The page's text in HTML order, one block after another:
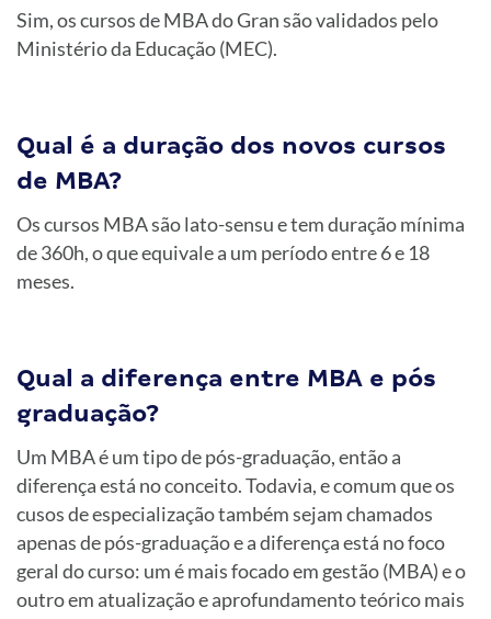
Sim, os cursos de MBA do Gran são validados pelo
Ministério da Educação (MEC).
Qual é a duração dos novos cursos
de MBA?
Os cursos MBA são lato-sensu e tem duração mínima
de 360h, o que equivale a um período entre 6 e 18
meses.
Qual a diferença entre MBA e pós
graduação?
Um MBA é um tipo de pós-graduação, então a
diferença está no conceito. Todavia, e comum que os
cusos de especialização também sejam chamados
apenas de pós-graduação e a diferença está no foco
geral do curso: um é mais focado em gestão (MBA) e o
outro em atualização e aprofundamento teórico mais